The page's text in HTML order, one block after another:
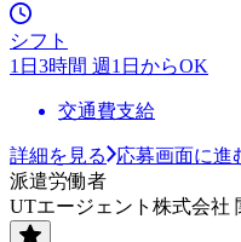
シフト
1日3時間 週1日からOK
交通費支給
詳細を見る
応募画面に進
派遣労働者
UTエージェント株式会社